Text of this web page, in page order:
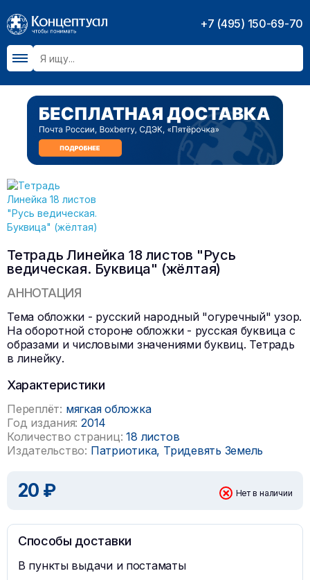
+7 (495) 150-69-70
Тетрадь Линейка 18 листов "Русь
ведическая. Буквица" (жёлтая)
АННОТАЦИЯ
Тема обложки - русский народный "огуречный" узор.
На оборотной стороне обложки - русская буквица с
образами и числовыми значениями буквиц. Тетрадь
в линейку.
Характеристики
Переплёт: мягкая обложка
Год издания: 2014
Количество страниц: 18 листов
Издательство: Патриотика, Тридевять Земель
20 ₽ Нет в наличии
Способы доставки
В пункты выдачи и постаматы